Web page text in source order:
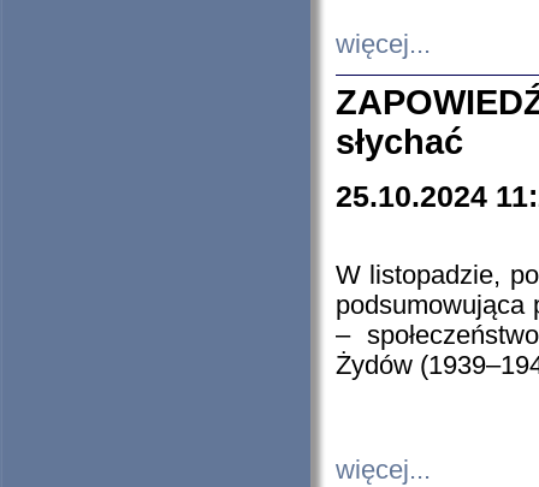
więcej...
słychać
25.10.2024
W listopadzie,
podsumowująca
–
Żydów
więcej...